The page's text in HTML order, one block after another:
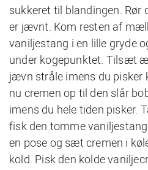
sukkeret til blandingen.
er jævnt. Kom resten af
vaniljestang i en lille gryde
under kogepunktet. Tilsæt
jævn stråle imens du pisker
nu cremen op til den slår
imens du hele tiden pisker.
fisk den tomme
en pose og sæt cremen i
kold. Pisk den kolde